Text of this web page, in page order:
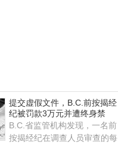
提交虚假文件，B.C.前按揭经
纪被罚款3万元并遭终身禁
B.C.省监管机构发现，一名前
按揭经纪在调查人员审查的每